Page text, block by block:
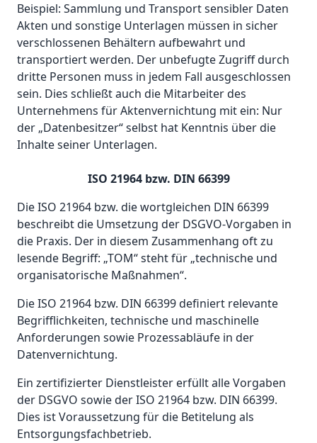
Beispiel: Sammlung und Transport sensibler Daten
Akten und sonstige Unterlagen müssen in sicher
verschlossenen Behältern aufbewahrt und
transportiert werden. Der unbefugte Zugriff durch
dritte Personen muss in jedem Fall ausgeschlossen
sein. Dies schließt auch die Mitarbeiter des
Unternehmens für Aktenvernichtung mit ein: Nur
der „Datenbesitzer“ selbst hat Kenntnis über die
Inhalte seiner Unterlagen.
ISO 21964 bzw. DIN 66399
Die ISO 21964 bzw. die wortgleichen DIN 66399
beschreibt die Umsetzung der DSGVO-Vorgaben in
die Praxis. Der in diesem Zusammenhang oft zu
lesende Begriff: „TOM“ steht für „technische und
organisatorische Maßnahmen“.
Die ISO 21964 bzw. DIN 66399 definiert relevante
Begrifflichkeiten, technische und maschinelle
Anforderungen sowie Prozessabläufe in der
Datenvernichtung.
Ein zertifizierter Dienstleister erfüllt alle Vorgaben
der DSGVO sowie der ISO 21964 bzw. DIN 66399.
Dies ist Voraussetzung für die Betitelung als
Entsorgungsfachbetrieb.